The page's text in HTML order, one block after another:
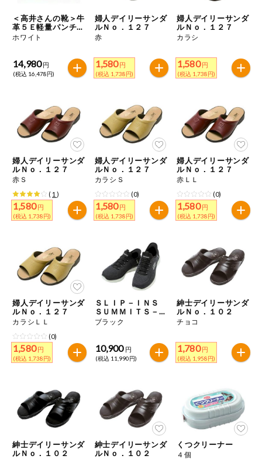
商品のリクエスト
PC版サイトを表示
テキスト注文サイトを表示
お問い合わせ
住居・生活用
品
ィケア
衣料品
ペット
先着限定企画
スマート・ワ
ン注文
今週のお買い
コープ商品
今週の新登場
複数注文でお
トク
ポイントがも
らえる！
範囲でのお知らせです。
＜高井さんの靴＞牛
革５Ｅ軽量パンチン
グサンダル
ホワイト
14,980 円
(税込 16,478円)
婦人デイリーサンダ
ルＮｏ．１２７
赤
1,580 円
(税込 1,738円)
婦人デイリーサンダ
ルＮｏ．１２７
カラシ
1,580 円
(税込 1,738円)
婦人デイリーサンダ
ルＮｏ．１２７
赤Ｓ
( 1 )
1,580 円
(税込 1,738円)
婦人デイリーサンダ
ルＮｏ．１２７
カラシＳ
(0)
1,580 円
(税込 1,738円)
婦人デイリーサンダ
ルＮｏ．１２７
赤ＬＬ
(0)
1,580 円
(税込 1,738円)
婦人デイリーサンダ
ルＮｏ．１２７
カラシＬＬ
(0)
1,580 円
(税込 1,738円)
ＳＬＩＰ－ＩＮＳ
ＳＵＭＭＩＴＳ－Ｋ
ＥＹ ＰＡＣＥ
ブラック
10,900 円
(税込 11,990円)
紳士デイリーサンダ
ルＮｏ．１０２
チョコ
1,780 円
(税込 1,958円)
紳士デイリーサンダ
ルＮｏ．１０２
紳士デイリーサンダ
ルＮｏ．１０２
くつクリーナー
４個